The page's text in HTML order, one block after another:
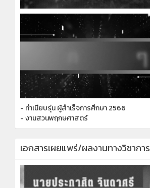
- ทำเนียบรุ่น ผู้สำเร็จการศึกษา 2566
- งานสวนพฤกษศาสตร์
เอกสารเผยแพร่/ผลงานทางวิชาการ